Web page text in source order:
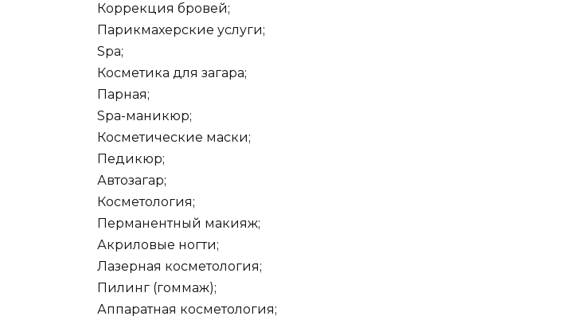
Коррекция бровей;
Парикмахерские услуги;
Spa;
Косметика для загара;
Парная;
Spa-маникюр;
Косметические маски;
Педикюр;
Автозагар;
Косметология;
Перманентный макияж;
Акриловые ногти;
Лазерная косметология;
Пилинг (гоммаж);
Аппаратная косметология;